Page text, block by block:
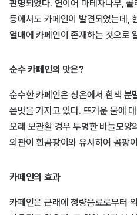
판명되었다. 연이어 마테차나무,
등에서도 카페인이 발견되었는데,
열매에 카페인이 존재하는 것으로
순수 카페인의 맛은?
순수한 카페인은 상온에서 흰색 분
쓴맛을 가지고 있다. 뜨거운 물에
오래 보관할 경우 투명한 바늘모양
외관이 흰곰팡이와 유사하여 곰팡
카페인의 효과
카페인은 근래에 청량음료로부터